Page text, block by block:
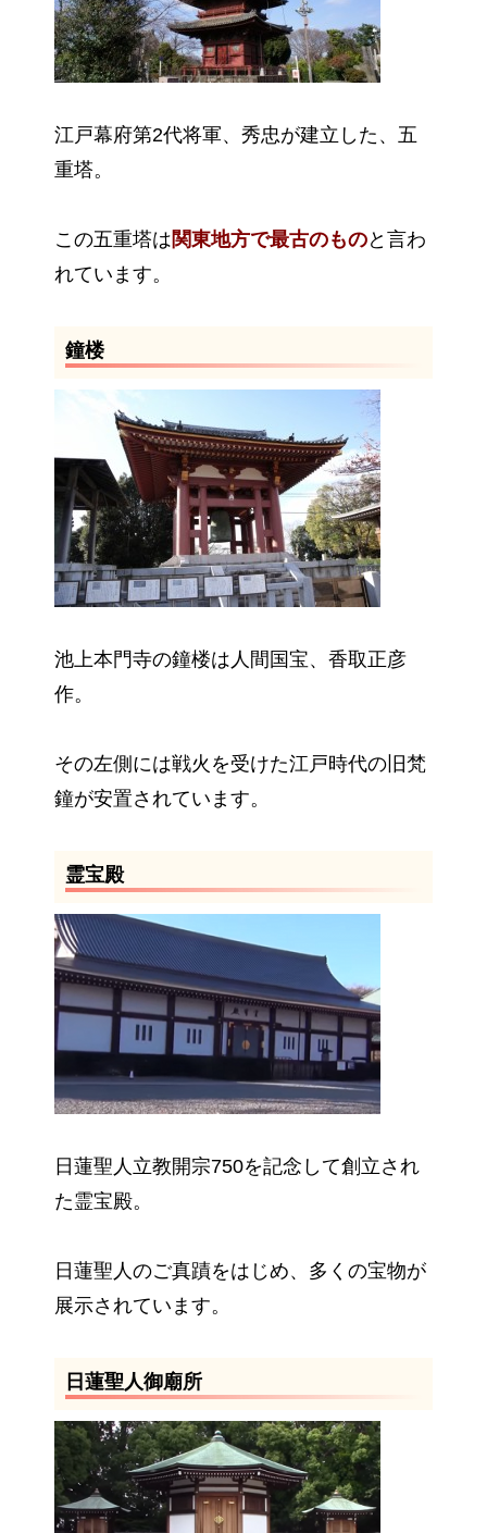
江戸幕府第2代将軍、秀忠が建立した、五
重塔。
この五重塔は関東地方で最古のものと言わ
れています。
鐘楼
池上本門寺の鐘楼は人間国宝、香取正彦
作。
その左側には戦火を受けた江戸時代の旧梵
鐘が安置されています。
霊宝殿
日蓮聖人立教開宗750を記念して創立され
た霊宝殿。
日蓮聖人のご真蹟をはじめ、多くの宝物が
展示されています。
日蓮聖人御廟所